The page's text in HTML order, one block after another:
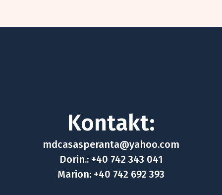
Kontakt:
mdcasasperanta@yahoo.com
Dorin.: +40 742 343 041
Marion: +40 742 692 393